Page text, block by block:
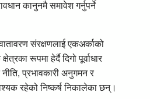
कानुनमै समावेश गर्नुपर्ने
संरक्षणलाई एकअर्काको
रूपमा हेर्दै दिगो पूर्वाधार
नीति, प्रभावकारी अनुगमन र
रहेको निष्कर्ष निकालेका छन्।